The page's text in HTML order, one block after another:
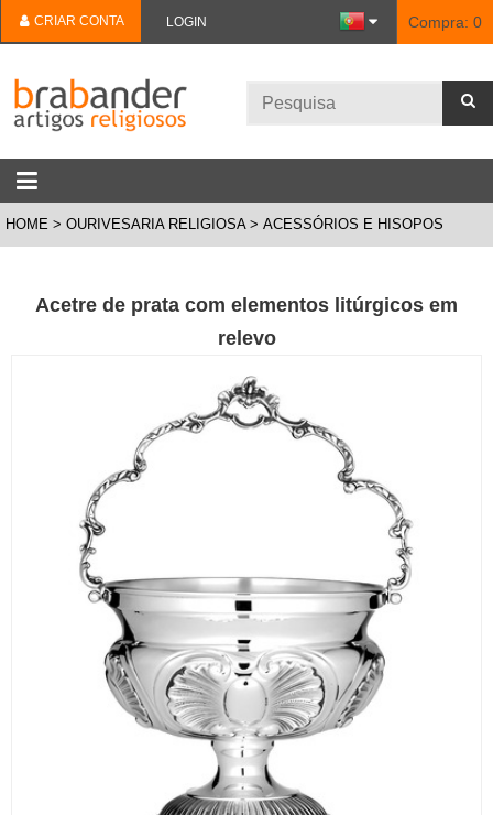
CRIAR CONTA LOGIN Compra: 0
HOME OURIVESARIA RELIGIOSA ACESSÓRIOS E HISOPOS
Acetre de prata com elementos litúrgicos em
relevo